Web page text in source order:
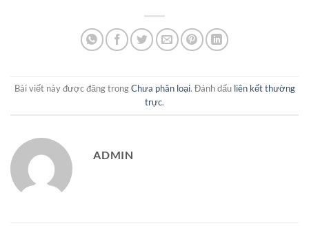
Bài viết này được đăng trongChưa phân loại. Đánh dấu liên kết thường
trực.
ADMIN